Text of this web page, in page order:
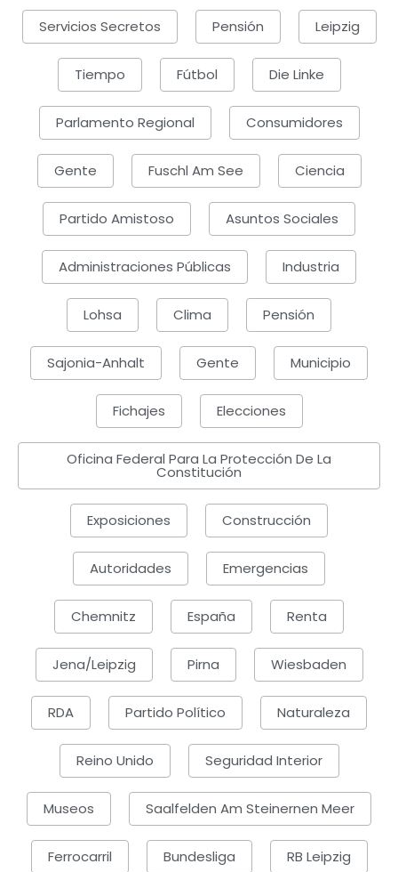
Servicios Secretos Pensión Leipzig
Tiempo Fútbol Die Linke
Parlamento Regional Consumidores
Gente Fuschl Am See Ciencia
Partido Amistoso Asuntos Sociales
Administraciones Públicas Industria
Lohsa Clima Pensión
Sajonia-Anhalt Gente Municipio
Fichajes Elecciones
Oficina Federal Para La Protección De La
Constitución
Exposiciones Construcción
Autoridades Emergencias
Chemnitz España Renta
Jena/Leipzig Pirna Wiesbaden
RDA Partido Político Naturaleza
Reino Unido Seguridad Interior
Museos Saalfelden Am Steinernen Meer
Ferrocarril Bundesliga RB Leipzig